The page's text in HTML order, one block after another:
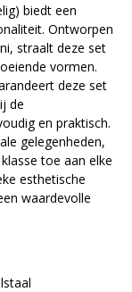
biedt een
Ontworpen
straalt deze set
vormen.
deze set
de
en praktisch.
gelegenheden,
toe aan elke
esthetische
waardevolle